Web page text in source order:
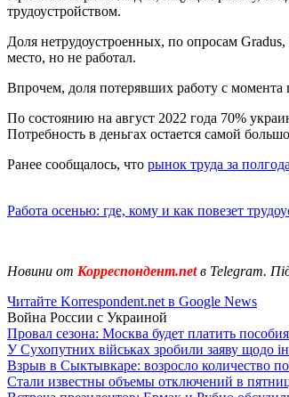
трудоустройством.
Доля нетрудоустроенных, по опросам
место, но не работал.
Впрочем, доля потерявших работу с момента
По состоянию на август 2022 года 70%
Потребность в деньгах остается самой
Ранее сообщалось, что рынок труда за
Работа осенью: где, кому и как повезет
Новини от Корреспондент.netв Telegram.
Читайте Korrespondent.net в Google News
Война России с Украиной
Провал сезона: Москва будет платить
У Сухопутних військах зробили заяву щодо
Взрыв в Сыктывкаре: возросло количество
Стали известны объемы отключений в